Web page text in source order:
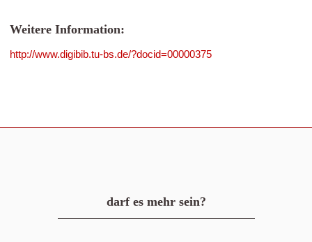
Weitere Information:
http://www.digibib.tu-bs.de/?docid=00000375
darf es mehr sein?